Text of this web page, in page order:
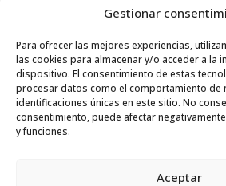
Gestionar
Para ofrecer las mejores experiencias,
las cookies para almacenar y/o acceder a la
dispositivo. El consentimiento de estas
procesar datos como el comportamiento de
identificaciones únicas en este sitio. No
consentimiento, puede afectar
y funciones.
Aceptar
Admisiones
Calendario escolar
Contacto
Sugerencias